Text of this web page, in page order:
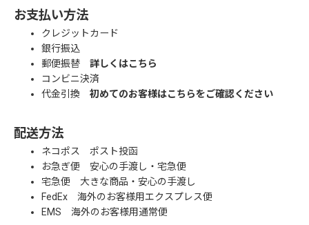
お支払い方法
クレジットカード
銀行振込
郵便振替 詳しくはこちら
コンビニ決済
代金引換 初めてのお客様はこちらをご確認ください
配送方法
ネコポス ポスト投函
お急ぎ便 安心の手渡し・宅急便
宅急便 大きな商品・安心の手渡し
FedEx 海外のお客様用エクスプレス便
EMS 海外のお客様用通常便